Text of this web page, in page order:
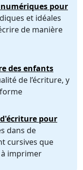
pour
et idéales
de manière
des enfants
de l’écriture, y
pour
dans de
cursives que
imprimer